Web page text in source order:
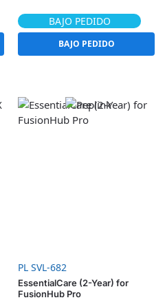
BAJO PEDIDO
BAJO PEDIDO
PL SVL-682
EssentialCare (2-Year) for
FusionHub Pro